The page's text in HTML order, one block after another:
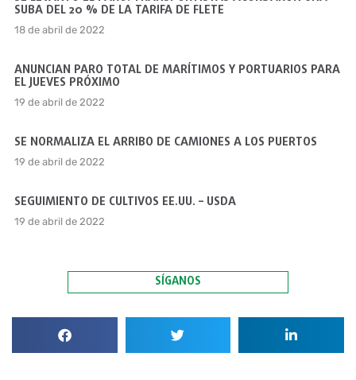
SUBA DEL 20 % DE LA TARIFA DE FLETE
18 de abril de 2022
ANUNCIAN PARO TOTAL DE MARÍTIMOS Y PORTUARIOS PARA
EL JUEVES PRÓXIMO
19 de abril de 2022
SE NORMALIZA EL ARRIBO DE CAMIONES A LOS PUERTOS
19 de abril de 2022
SEGUIMIENTO DE CULTIVOS EE.UU. – USDA
19 de abril de 2022
SÍGANOS